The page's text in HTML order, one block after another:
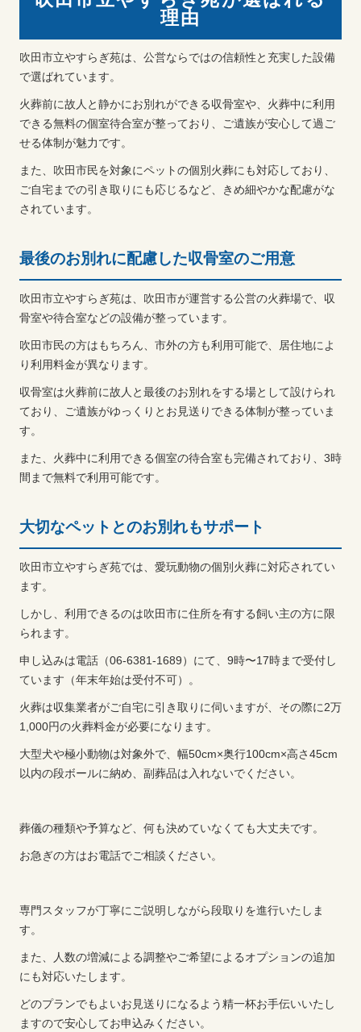
理由
吹田市立やすらぎ苑は、公営ならではの信頼性と充実した設備
で選ばれています。
火葬前に故人と静かにお別れができる収骨室や、火葬中に利用
できる無料の個室待合室が整っており、ご遺族が安心して過ご
せる体制が魅力です。
また、吹田市民を対象にペットの個別火葬にも対応しており、
ご自宅までの引き取りにも応じるなど、きめ細やかな配慮がな
されています。
最後のお別れに配慮した収骨室のご用意
吹田市立やすらぎ苑は、吹田市が運営する公営の火葬場で、収
骨室や待合室などの設備が整っています。
吹田市民の方はもちろん、市外の方も利用可能で、居住地によ
り利用料金が異なります。
収骨室は火葬前に故人と最後のお別れをする場として設けられ
ており、ご遺族がゆっくりとお見送りできる体制が整っていま
す。
また、火葬中に利用できる個室の待合室も完備されており、3時
間まで無料で利用可能です。
大切なペットとのお別れもサポート
吹田市立やすらぎ苑では、愛玩動物の個別火葬に対応されてい
ます。
しかし、利用できるのは吹田市に住所を有する飼い主の方に限
られます。
申し込みは電話（06-6381-1689）にて、9時〜17時まで受付し
ています（年末年始は受付不可）。
火葬は収集業者がご自宅に引き取りに伺いますが、その際に2万
1,000円の火葬料金が必要になります。
大型犬や極小動物は対象外で、幅50cm×奥行100cm×高さ45cm
以内の段ボールに納め、副葬品は入れないでください。
葬儀の種類や予算など、何も決めていなくても大丈夫です。
お急ぎの方はお電話でご相談ください。
専門スタッフが丁寧にご説明しながら段取りを進行いたしま
す。
また、人数の増減による調整やご希望によるオプションの追加
にも対応いたします。
どのプランでもよいお見送りになるよう精一杯お手伝いいたし
ますので安心してお申込みください。